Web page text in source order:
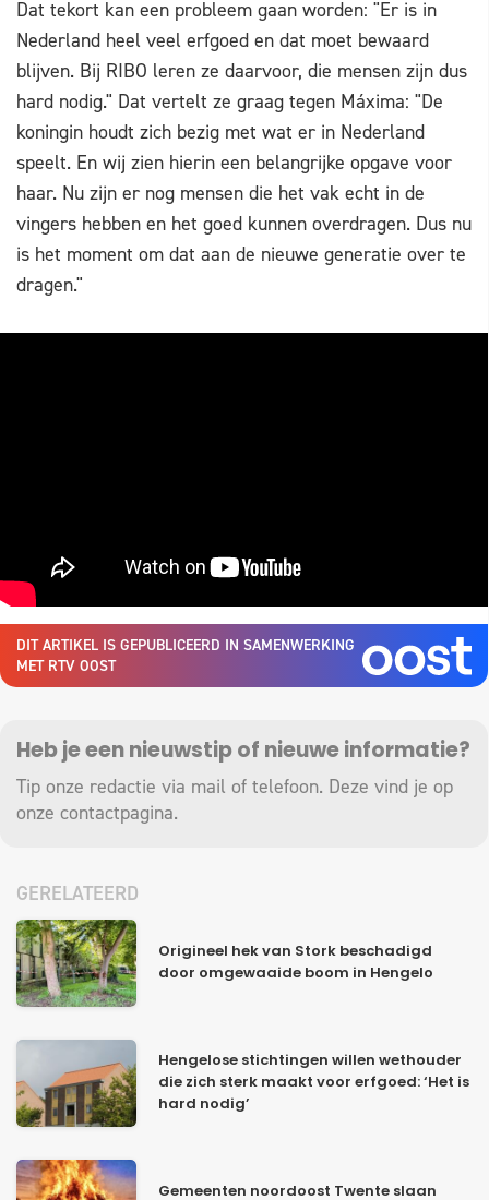
Dat tekort kan een probleem gaan worden: "Er is in
Nederland heel veel erfgoed en dat moet bewaard
blijven. Bij RIBO leren ze daarvoor, die mensen zijn dus
hard nodig." Dat vertelt ze graag tegen Máxima: "De
koningin houdt zich bezig met wat er in Nederland
speelt. En wij zien hierin een belangrijke opgave voor
haar. Nu zijn er nog mensen die het vak echt in de
vingers hebben en het goed kunnen overdragen. Dus nu
is het moment om dat aan de nieuwe generatie over te
dragen."
DIT ARTIKEL IS GEPUBLICEERD IN SAMENWERKING
MET RTV OOST
Heb je een nieuwstip of nieuwe informatie?
Tip onze redactie via mail of telefoon. Deze vind je op
onze contactpagina.
GERELATEERD
Origineel hek van Stork beschadigd
door omgewaaide boom in Hengelo
Hengelose stichtingen willen wethouder
die zich sterk maakt voor erfgoed: ‘Het is
hard nodig’
Gemeenten noordoost Twente slaan